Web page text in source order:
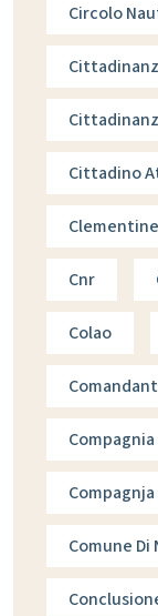
Circolo
Cittadino
Clementine
Cnr
Colao
Comune Di